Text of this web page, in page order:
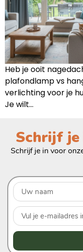
Heb je ooit
plafondlamp vs
verlichting voor je
Je wilt…
Schrijf je
Schrijf je in voor